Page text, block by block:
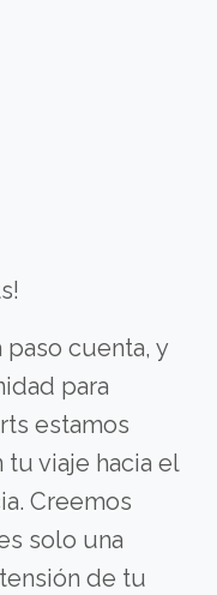
cuenta, y
para
estamos
tu viaje hacia el
Creemos
solo una
de tu